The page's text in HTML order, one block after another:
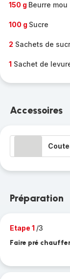
150 g Beurre mou
100 g Sucre
2 Sachets de
1 Sachet de
Accessoires
Préparation
Etape 1 /3
Faire pré